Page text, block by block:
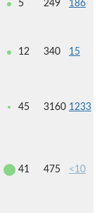
5 249 186
12 340 15
45 3160 1233
41 475 <10